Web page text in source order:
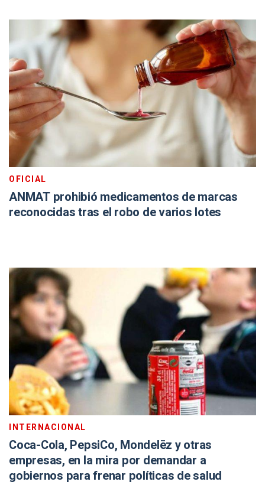
OFICIAL
ANMAT prohibió medicamentos de marcas
reconocidas tras el robo de varios lotes
INTERNACIONAL
Coca-Cola, PepsiCo, Mondelēz y otras
empresas, en la mira por demandar a
gobiernos para frenar políticas de salud